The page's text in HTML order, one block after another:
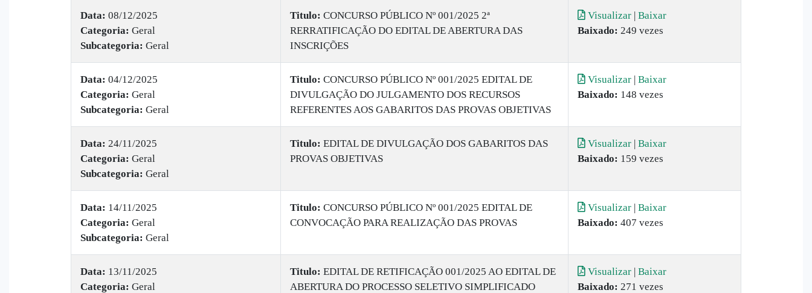
Data: 08/12/2025
Categoria: Geral
Subcategoria: Geral
Titulo: CONCURSO PÚBLICO Nº 001/2025 2ª
RERRATIFICAÇÃO DO EDITAL DE ABERTURA DAS
INSCRIÇÕES
Visualizar | Baixar
Baixado: 249 vezes
Data: 04/12/2025
Categoria: Geral
Subcategoria: Geral
Titulo: CONCURSO PÚBLICO Nº 001/2025 EDITAL DE
DIVULGAÇÃO DO JULGAMENTO DOS RECURSOS
REFERENTES AOS GABARITOS DAS PROVAS OBJETIVAS
Visualizar | Baixar
Baixado: 148 vezes
Data: 24/11/2025
Categoria: Geral
Subcategoria: Geral
Titulo: EDITAL DE DIVULGAÇÃO DOS GABARITOS DAS
PROVAS OBJETIVAS
Visualizar | Baixar
Baixado: 159 vezes
Data: 14/11/2025
Categoria: Geral
Subcategoria: Geral
Titulo: CONCURSO PÚBLICO Nº 001/2025 EDITAL DE
CONVOCAÇÃO PARA REALIZAÇÃO DAS PROVAS
Visualizar | Baixar
Baixado: 407 vezes
Data: 13/11/2025
Categoria: Geral
Titulo: EDITAL DE RETIFICAÇÃO 001/2025 AO EDITAL DE
ABERTURA DO PROCESSO SELETIVO SIMPLIFICADO
Visualizar | Baixar
Baixado: 271 vezes